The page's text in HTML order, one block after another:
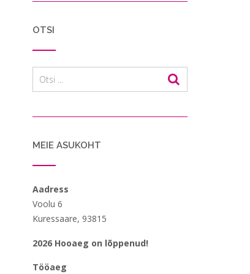
OTSI
MEIE ASUKOHT
Aadress
Voolu 6
Kuressaare, 93815
2026 Hooaeg on lõppenud!
Tööaeg